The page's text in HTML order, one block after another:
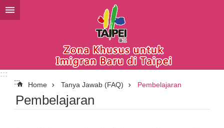
Lompat ke blok konten utama
:::
:::
Home Tanya Jawab (FAQ) Pembelajaran
Pembelajaran